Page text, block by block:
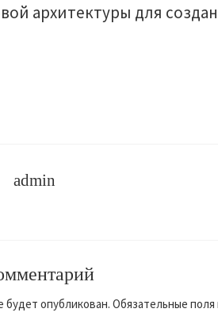
архитектуры для
admin
будет опубликован. Обязательные